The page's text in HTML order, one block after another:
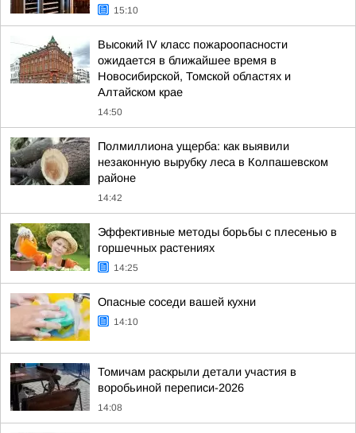
15:10
Высокий IV класс пожароопасности
ожидается в ближайшее время в
Новосибирской, Томской областях и
Алтайском крае
14:50
Полмиллиона ущерба: как выявили
незаконную вырубку леса в Колпашевском
районе
14:42
Эффективные методы борьбы с плесенью в
горшечных растениях
14:25
Опасные соседи вашей кухни
14:10
Томичам раскрыли детали участия в
воробьиной переписи-2026
14:08